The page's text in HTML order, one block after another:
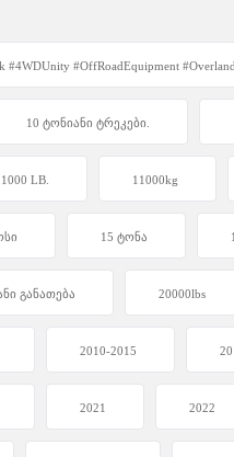
#4WDUnity #OffRoadEquipment
10 ტონიანი ტრეკები.
LB. 11000kg
15 ტონა
განათება 20000lbs
2010-2015
2021 2022